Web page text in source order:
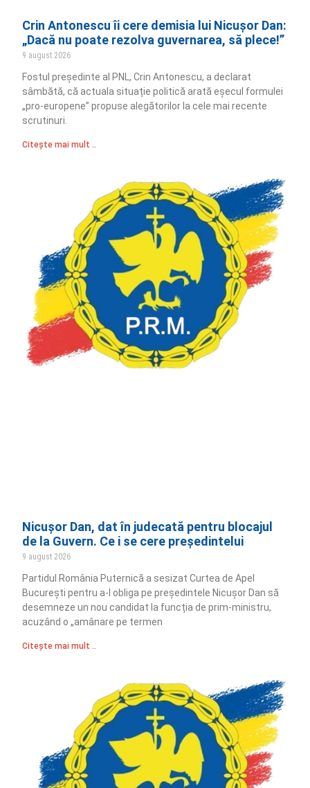
Crin Antonescu îi cere demisia lui Nicușor Dan:
„Dacă nu poate rezolva guvernarea, să plece!”
9 august 2026
Fostul președinte al PNL, Crin Antonescu, a declarat
sâmbătă, că actuala situație politică arată eșecul formulei
„pro-europene” propuse alegătorilor la cele mai recente
scrutinuri.
Citește mai mult ..
Nicușor Dan, dat în judecată pentru blocajul
de la Guvern. Ce i se cere președintelui
9 august 2026
Partidul România Puternică a sesizat Curtea de Apel
București pentru a-l obliga pe președintele Nicușor Dan să
desemneze un nou candidat la funcția de prim-ministru,
acuzând o „amânare pe termen
Citește mai mult ..